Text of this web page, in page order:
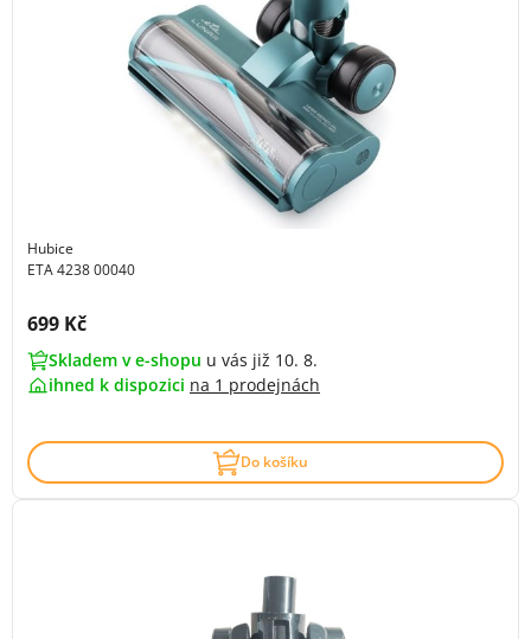
Hubice
ETA 4238 00040
Cena s DPH:
699 Kč
Skladem v e-shopu u vás již 10. 8.
ihned k dispozici na 1 prodejnách
Do košíku